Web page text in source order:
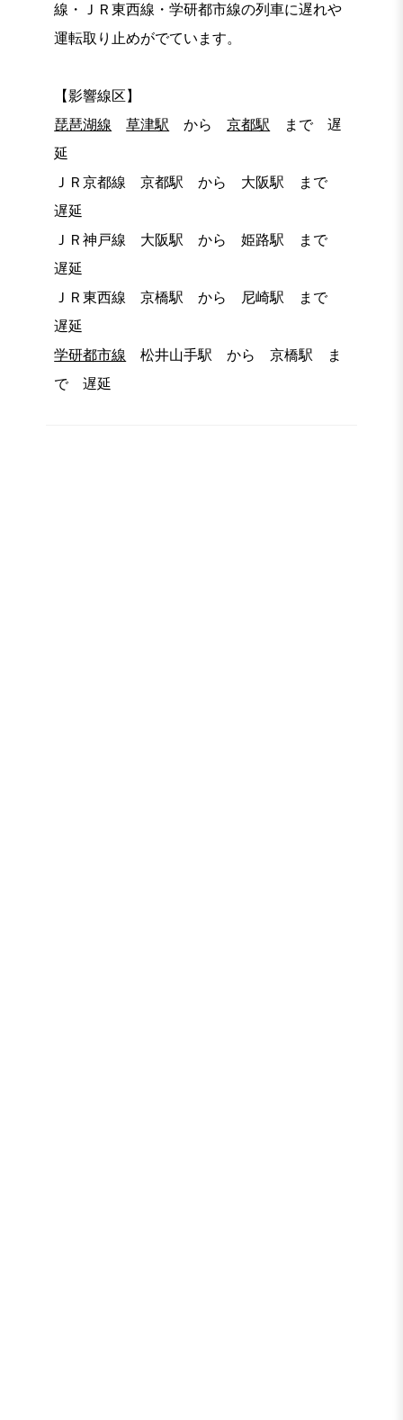
線・ＪＲ東西線・学研都市線の列車に遅れや
運転取り止めがでています。
【影響線区】
琵琶湖線
草津駅 から京都駅 まで 遅
延
ＪＲ京都線 京都駅 から 大阪駅 まで
遅延
ＪＲ神戸線 大阪駅 から 姫路駅 まで
遅延
ＪＲ東西線 京橋駅 から 尼崎駅 まで
遅延
学研都市線 松井山手駅 から 京橋駅 ま
で 遅延